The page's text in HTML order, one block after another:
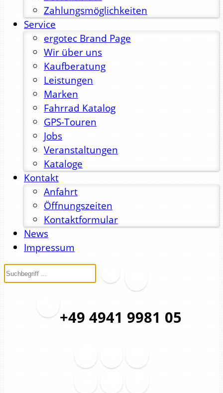
Zahlungsmöglichkeiten
Service
ergotec Brand Page
Wir über uns
Kaufberatung
Leistungen
Marken
Fahrrad Katalog
GPS-Touren
Jobs
Veranstaltungen
Kataloge
Kontakt
Anfahrt
Öffnungszeiten
Kontaktformular
News
Impressum
+49 4941 9981 05